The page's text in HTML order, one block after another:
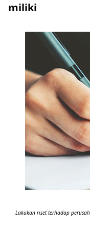
miliki
Lakukan riset terhadap